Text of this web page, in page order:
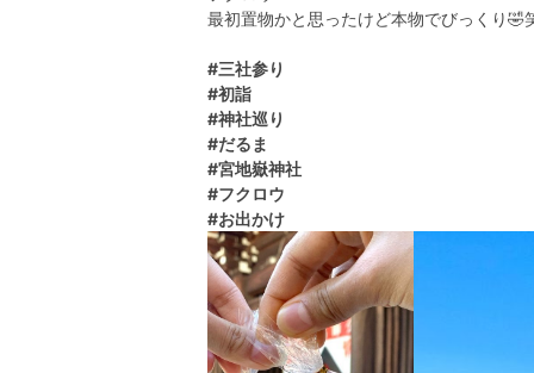
最初置物かと思ったけど本物でびっくり🤣
#三社参り
#初詣
#神社巡り
#だるま
#宮地嶽神社
#フクロウ
#お出かけ